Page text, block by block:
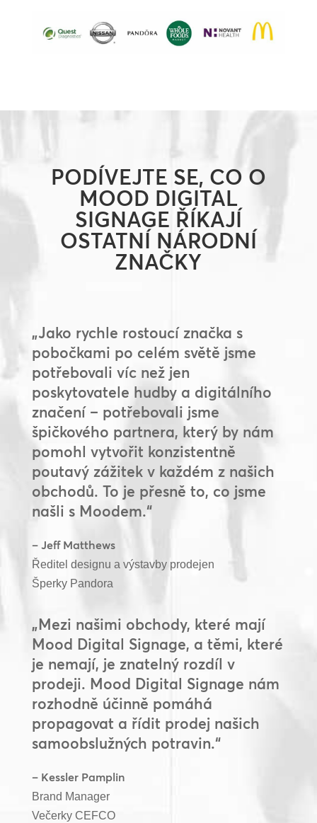
PODÍVEJTE SE, CO O
MOOD DIGITAL
SIGNAGE ŘÍKAJÍ
OSTATNÍ NÁRODNÍ
ZNAČKY
„Jako rychle rostoucí značka s
pobočkami po celém světě jsme
potřebovali víc než jen
poskytovatele hudby a digitálního
značení – potřebovali jsme
špičkového partnera, který by nám
pomohl vytvořit konzistentně
poutavý zážitek v každém z našich
obchodů. To je přesně to, co jsme
našli s Moodem.“
– Jeff Matthews
Ředitel designu a výstavby prodejen
Šperky Pandora
„Mezi našimi obchody, které mají
Mood Digital Signage, a těmi, které
je nemají, je znatelný rozdíl v
prodeji. Mood Digital Signage nám
rozhodně účinně pomáhá
propagovat a řídit prodej našich
samoobslužných potravin.“
– Kessler Pamplin
Brand Manager
Večerky CEFCO